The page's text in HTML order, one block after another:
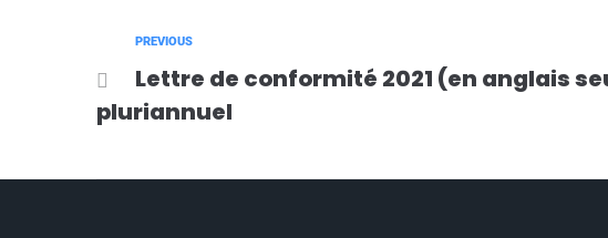
PREVIOUS
Lettre de conformité 2021 (en anglais
pluriannuel